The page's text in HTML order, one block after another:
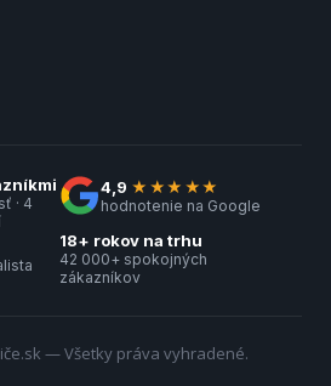
· 4
4,9 ★★★★★
hodnotenie na Google
18+ rokov na trhu
42 000+ spokojných
zákazníkov
— Všetky práva vyhradené.